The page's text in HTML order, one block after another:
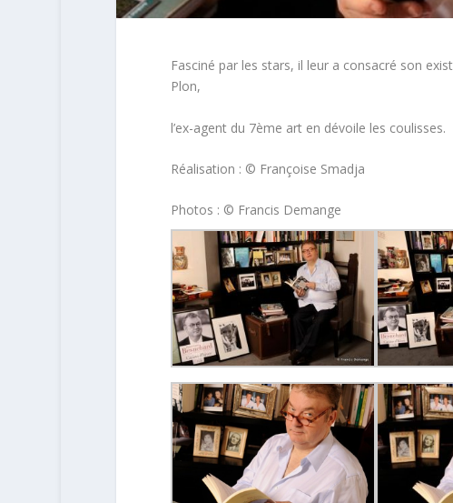
Fasciné par les stars, il leur a consacré son
Plon,
l’ex-agent du 7ème art en dévoile les coulisses.
Réalisation : © Françoise Smadja
Photos : © Francis Demange